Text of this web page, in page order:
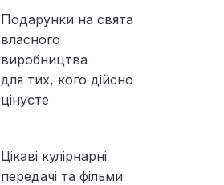
Подарунки на свята
власного
виробництва
для тих, кого дійсно
цінуєте
Цікаві кулірнарні
передачі та фільми